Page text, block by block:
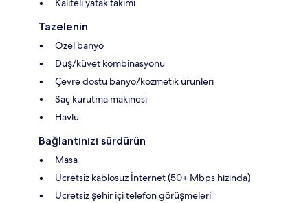
Kaliteli yatak takımı
Tazelenin
Özel banyo
Duş/küvet kombinasyonu
Çevre dostu banyo/kozmetik ürünleri
Saç kurutma makinesi
Havlu
Bağlantınızı sürdürün
Masa
Ücretsiz kablosuz İnternet (50+ Mbps hızında)
Ücretsiz şehir içi telefon görüşmeleri